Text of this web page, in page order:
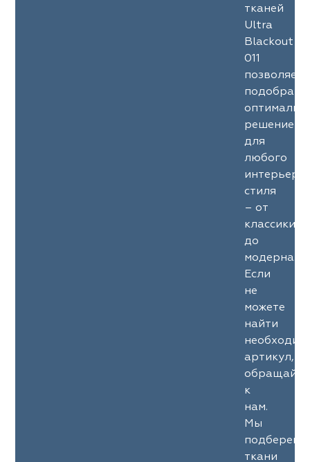
тканей
Ultra
Blackout
011
позволяет
подобрать
решение
для
любого
стиля
– от
классики
до
модерна.
Если
не
можете
найти
артикул,
к
нам.
Мы
подберем
ткани